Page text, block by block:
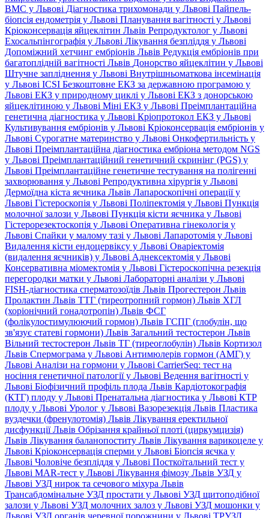
ВМС у Львові Діагностика трихомонади у Львові Пайпель-
біопсія ендометрія у Львові Планування вагітності у Львові
Кріоконсервація яйцеклітин Львів Репродуктолог у Львові
Ехосальпінгографія у Львові Лікування безпліддя у Львові
Допоміжний хетчинг ембріонів Львів Редукція ембріонів при
багатоплідній вагітності Львів Донорство яйцеклітин у Львові
Штучне запліднення у Львові Внутрішньоматкова інсемінація
у Львові ICSI Безкоштовне ЕКЗ за державною програмою у
Львові ЕКЗ у природному циклі у Львові ЕКЗ з донорською
яйцеклітиною у Львові Міні ЕКЗ у Львові Преімплантаційна
генетична діагностика у Львові Кріопротокол ЕКЗ у Львові
Культивування ембріонів у Львові Кріоконсервація ембріонів у
Львові Сурогатне материнство у Львові Онкофертильність у
Львові Преімплантаційна діагностика ембріона методом NGS
у Львові Преімплантаційний генетичний скринінг (PGS) у
Львові Преімплантаційне генетичне тестування на полігенні
захворювання у Львові Репродуктивна хірургія у Львові
Дермоїдна кіста яєчника Львів Лапароскопічні операції у
Львові Гістероскопія у Львові Поліпектомія у Львові Пункція
молочної залози у Львові Пункція кісти яєчника у Львові
Гістерорезектоскопія у Львові Оперативна гінекологія у
Львові Спайки у малому тазі у Львові Лапаротомія у Львові
Видалення кісти ендоцервіксу у Львові Оваріектомія
(видалення яєчників) у Львові Аднексектомія у Львові
Консервативна міомектомія у Львові Гістероскопічна резекція
перегородки матки у Львові Лабораторні аналізи у Львові
FISH-діагностика сперматозоїдів Львів Прогестерон Львів
Пролактин Львів ТТГ (тиреотропний гормон) Львів ХГЛ
(хоріонічний гонадотропін) Львів ФСГ
(фолікулостимулюючий гормон) Львів ГСПГ (глобулін, що
зв'язує статеві гормони) Львів Загальний тестостерон Львів
Вільний тестостерон Львів ТГ (тиреоглобулін) Львів Кортизол
Львів Спермограма у Львові Антимюлерів гормон (АМГ) у
Львові Аналізи на гормони у Львові CarrierSeq: тест на
носіння генетичної патології у Львові Ведення вагітності у
Львові Біофізичний профіль плода Львів Кардіотокографія
(КТГ) плоду у Львові Пренатальна діагностика у Львові КТР
плоду у Львові Уролог у Львові Вазорезекція Львів Пластика
вуздечки (френулотомія) Львів Лікування еректильної
дисфункції Львів Обрізання крайньої плоті (циркумцизія)
Львів Лікування баланопоститу Львів Лікування варикоцеле у
Львові Кріоконсервація сперми у Львові Біопсія яєчка у
Львові Чоловіче безпліддя у Львові Посткоїтальний тест у
Львові MAR-тест у Львові Лікування фімозу Львів УЗД у
Львові УЗД нирок та сечового міхура Львів
Трансабдомінальне УЗД простати у Львові УЗД щитоподібної
залози у Львові УЗД молочних залоз у Львові УЗД мошонки у